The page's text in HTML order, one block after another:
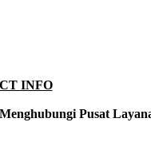
INFO
Pusat